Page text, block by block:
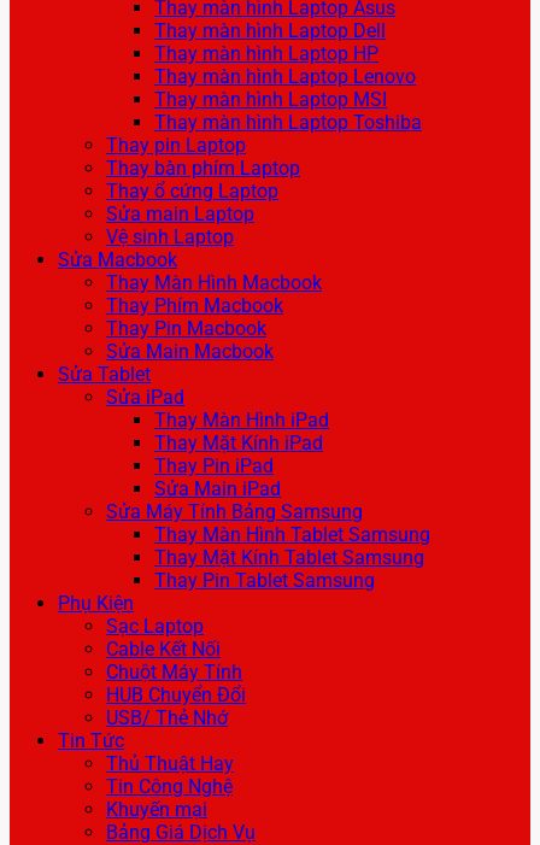
Thay màn hình Laptop Asus
Thay màn hình Laptop Dell
Thay màn hình Laptop HP
Thay màn hình Laptop Lenovo
Thay màn hình Laptop MSI
Thay màn hình Laptop Toshiba
Thay pin Laptop
Thay bàn phím Laptop
Thay ổ cứng Laptop
Sửa main Laptop
Vệ sinh Laptop
Sửa Macbook
Thay Màn Hình Macbook
Thay Phím Macbook
Thay Pin Macbook
Sửa Main Macbook
Sửa Tablet
Sửa iPad
Thay Màn Hình iPad
Thay Mặt Kính iPad
Thay Pin iPad
Sửa Main iPad
Sửa Máy Tính Bảng Samsung
Thay Màn Hình Tablet Samsung
Thay Mặt Kính Tablet Samsung
Thay Pin Tablet Samsung
Phụ Kiện
Sạc Laptop
Cable Kết Nối
Chuột Máy Tính
HUB Chuyển Đổi
USB/ Thẻ Nhớ
Tin Tức
Thủ Thuật Hay
Tin Công Nghệ
Khuyến mại
Bảng Giá Dịch Vụ